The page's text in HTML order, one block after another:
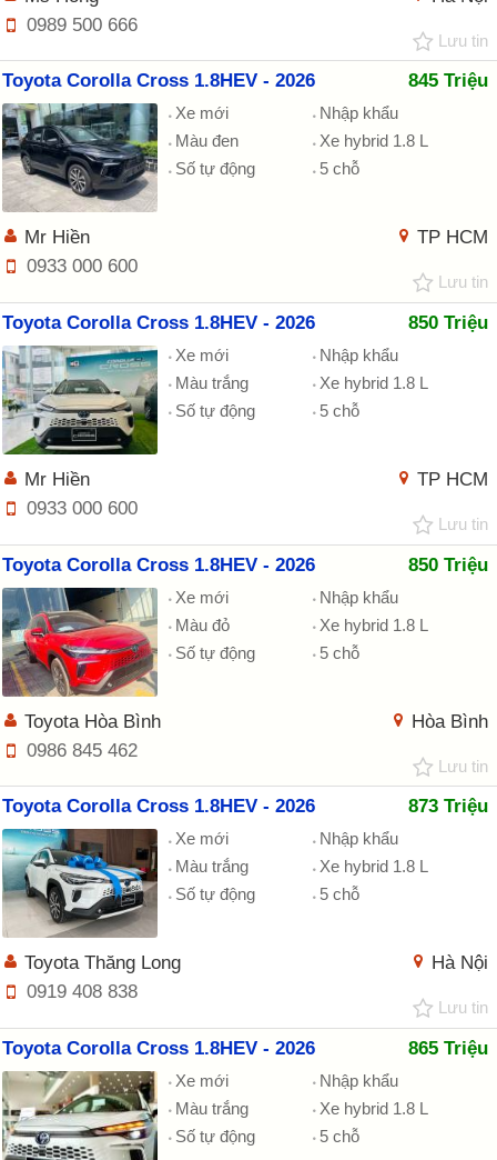
0989 500 666
Lưu tin
Toyota Corolla Cross 1.8HEV - 2026 845 Triệu
Xe mới
Nhập khẩu
Màu đen
Xe hybrid 1.8 L
Số tự động
5 chỗ
TP HCM
Mr Hiền
0933 000 600
Lưu tin
Toyota Corolla Cross 1.8HEV - 2026 850 Triệu
Xe mới
Nhập khẩu
Màu trắng
Xe hybrid 1.8 L
Số tự động
5 chỗ
TP HCM
Mr Hiền
0933 000 600
Lưu tin
Toyota Corolla Cross 1.8HEV - 2026 850 Triệu
Xe mới
Nhập khẩu
Màu đỏ
Xe hybrid 1.8 L
Số tự động
5 chỗ
Hòa Bình
Toyota Hòa Bình
0986 845 462
Lưu tin
Toyota Corolla Cross 1.8HEV - 2026 873 Triệu
Xe mới
Nhập khẩu
Màu trắng
Xe hybrid 1.8 L
Số tự động
5 chỗ
Hà Nội
Toyota Thăng Long
0919 408 838
Lưu tin
Toyota Corolla Cross 1.8HEV - 2026 865 Triệu
Xe mới
Nhập khẩu
Màu trắng
Xe hybrid 1.8 L
Số tự động
5 chỗ